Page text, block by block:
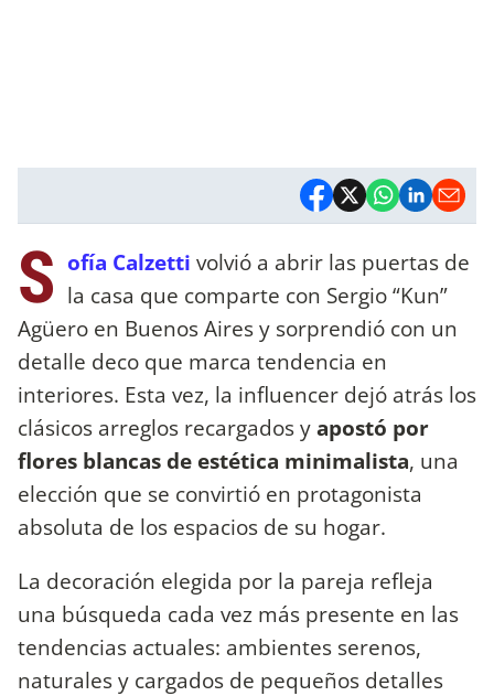
S ofía Calzetti volvió a abrir las puertas de
la casa que comparte con Sergio “Kun”
Agüero en Buenos Aires y sorprendió con un
detalle deco que marca tendencia en
interiores. Esta vez, la influencer dejó atrás los
clásicos arreglos recargados yapostó por
flores blancas de estética minimalista, una
elección que se convirtió en protagonista
absoluta de los espacios de su hogar.
La decoración elegida por la pareja refleja
una búsqueda cada vez más presente en las
tendencias actuales: ambientes serenos,
naturales y cargados de pequeños detalles